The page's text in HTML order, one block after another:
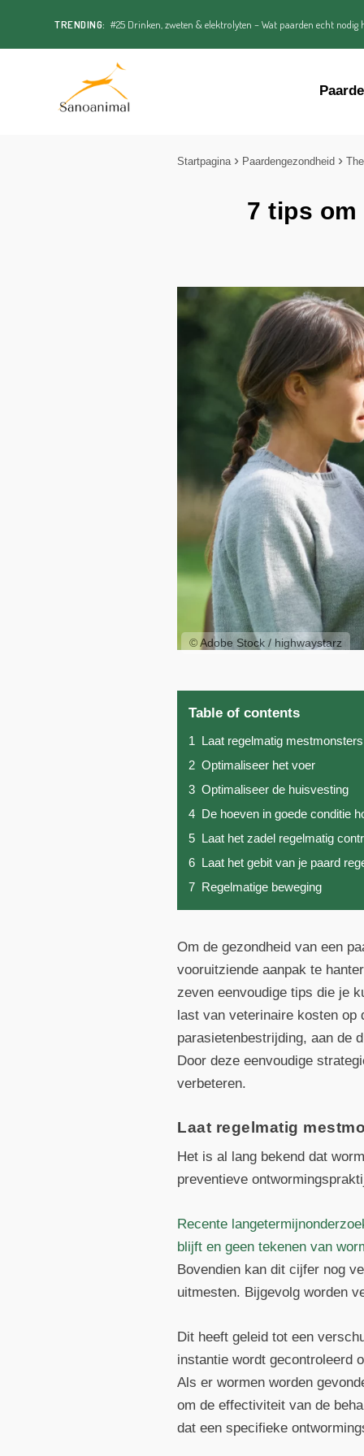
TRENDING: #25 Drinken, zweten & elektrolyten – Wat paarden echt nodig
Startpagina Paardengezondheid
7 tips
© Adobe Stock / highwaystarz
Table of contents
1 Laat regelmatig
2 Optimaliseer het voer
3 Optimaliseer de huisvesting
4 De hoeven in goede conditie
5 Laat het zadel regelmatig
6 Laat het gebit van je paard
7 Regelmatige beweging
Om de gezondheid van een
vooruitziende aanpak te
zeven eenvoudige tips die je
last van veterinaire kosten
parasietenbestrijding, aan de
Door deze eenvoudige
verbeteren.
Laat regelmatig
Het is al lang bekend dat
preventieve
Recente
blijft en geen tekenen van
Bovendien kan dit cijfer nog
uitmesten. Bijgevolg worden
Dit heeft geleid tot een
instantie wordt gecontroleerd
Als er wormen worden
om de effectiviteit van de
dat een specifieke